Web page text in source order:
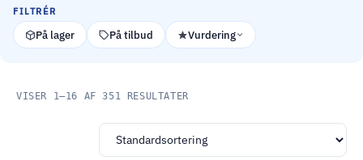
FILTRÉR
På lager På tilbud Vurdering
VISER 1–16 AF 351 RESULTATER